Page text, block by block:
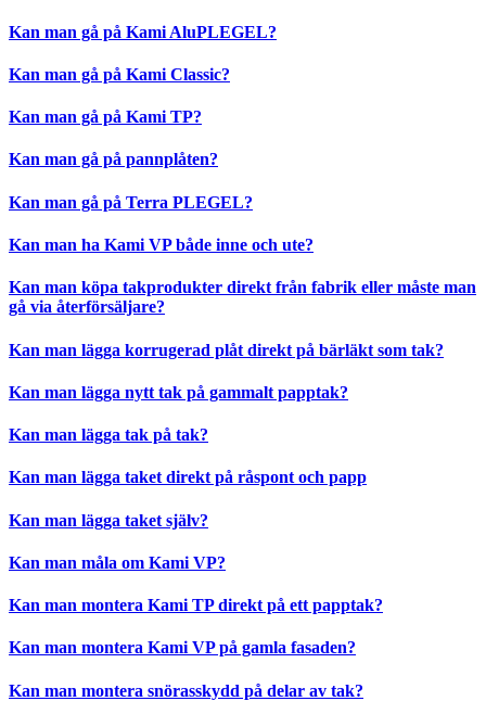
Kan man gå på Kami AluPLEGEL?
Kan man gå på Kami Classic?
Kan man gå på Kami TP?
Kan man gå på pannplåten?
Kan man gå på Terra PLEGEL?
Kan man ha Kami VP både inne och ute?
Kan man köpa takprodukter direkt från fabrik eller måste man
gå via återförsäljare?
Kan man lägga korrugerad plåt direkt på bärläkt som tak?
Kan man lägga nytt tak på gammalt papptak?
Kan man lägga tak på tak?
Kan man lägga taket direkt på råspont och papp
Kan man lägga taket själv?
Kan man måla om Kami VP?
Kan man montera Kami TP direkt på ett papptak?
Kan man montera Kami VP på gamla fasaden?
Kan man montera snörasskydd på delar av tak?